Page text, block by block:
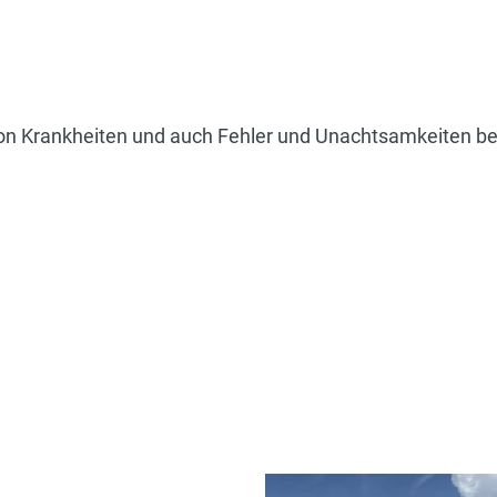
Krankheiten und auch Fehler und Unachtsamkeiten